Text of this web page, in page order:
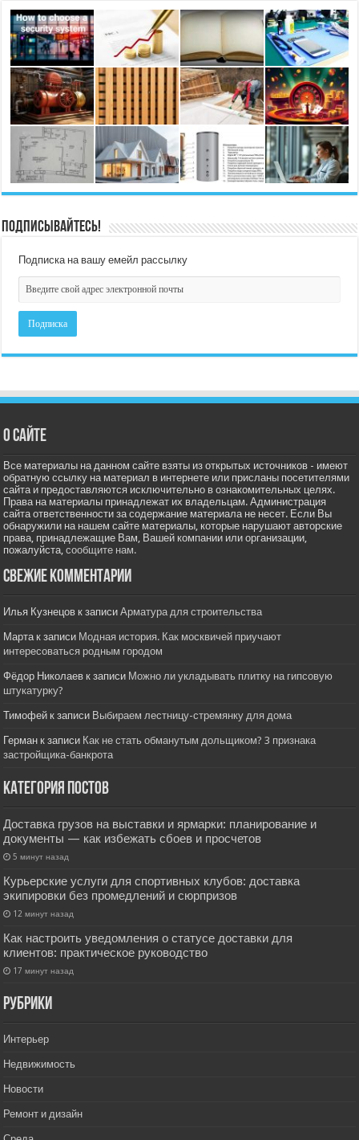
Подписывайтесь!
Подписка на вашу емейл рассылку
О сайте
Все материалы на данном сайте взяты из открытых источников - имеют
обратную ссылку на материал в интернете или присланы посетителями
сайта и предоставляются исключительно в ознакомительных целях.
Права на материалы принадлежат их владельцам. Администрация
сайта ответственности за содержание материала не несет. Если Вы
обнаружили на нашем сайте материалы, которые нарушают авторские
права, принадлежащие Вам, Вашей компании или организации,
пожалуйста,сообщите нам.
Свежие комментарии
Илья Кузнецов к записиАрматура для строительства
Мартак записи Модная история. Как москвичей приучают
интересоваться родным городом
Фёдор Николаев к записи Можно ли укладывать плитку на гипсовую
штукатурку?
Тимофей к записи Выбираем лестницу-стремянку для дома
Герман к записи Как не стать обманутым дольщиком? 3 признака
застройщика-банкрота
Категория постов
Доставка грузов на выставки и ярмарки: планирование и
документы — как избежать сбоев и просчетов
5 минут назад
Курьерские услуги для спортивных клубов: доставка
экипировки без промедлений и сюрпризов
12 минут назад
Как настроить уведомления о статусе доставки для
клиентов: практическое руководство
17 минут назад
РУбрики
Интерьер
Недвижимость
Новости
Ремонт и дизайн